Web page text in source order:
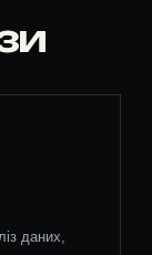
даних,